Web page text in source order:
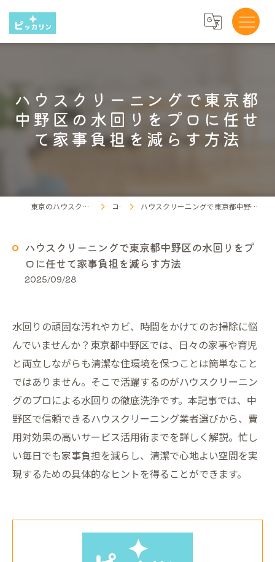
ハウスクリーニングで東京都
中野区の水回りをプロに任せ
て家事負担を減らす方法
東京のハウスクリーニングならピッカリン コラム ハウスクリーニングで東京都中野区の水回りをプロに任せて家事負担を減らす方法
ハウスクリーニングで東京都中野区の水回りをプ
ロに任せて家事負担を減らす方法
2025/09/28
水回りの頑固な汚れやカビ、時間をかけてのお掃除に悩
んでいませんか？東京都中野区では、日々の家事や育児
と両立しながらも清潔な住環境を保つことは簡単なこと
ではありません。そこで活躍するのがハウスクリーニン
グのプロによる水回りの徹底洗浄です。本記事では、中
野区で信頼できるハウスクリーニング業者選びから、費
用対効果の高いサービス活用術までを詳しく解説。忙し
い毎日でも家事負担を減らし、清潔で心地よい空間を実
現するための具体的なヒントを得ることができます。